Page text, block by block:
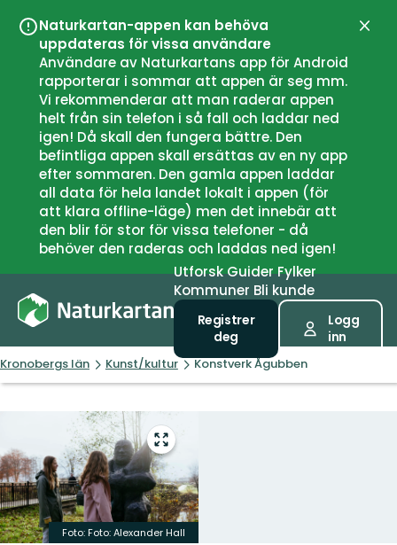
Naturkartan-appen kan behöva
uppdateras för vissa användare
Användare av Naturkartans app för Android
rapporterar i sommar att appen är seg mm.
Vi rekommenderar att man raderar appen
helt från sin telefon i så fall och laddar ned
igen! Då skall den fungera bättre. Den
befintliga appen skall ersättas av en ny app
efter sommaren. Den gamla appen laddar
all data för hela landet lokalt i appen (för
att klara offline-läge) men det innebär att
den blir för stor för vissa telefoner - då
behöver den raderas och laddas ned igen!
Lukk
UtforskGuiderFylker
Kommuner Bli kunde
Registrer
deg
Logg
inn
Kronobergs län Kunst/kultur Konstverk Ågubben
Gå
til
fullskjerm
Foto: Foto: Alexander Hall